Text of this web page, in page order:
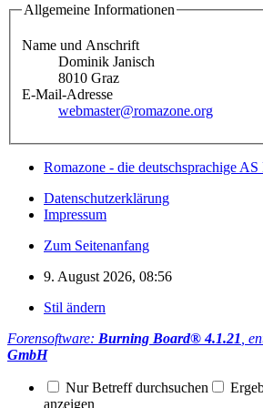
Allgemeine Informationen
Name und Anschrift
Dominik Janisch
8010 Graz
E-Mail-Adresse
webmaster@romazone.org
Romazone - die deutschsprachige
Datenschutzerklärung
Impressum
Zum Seitenanfang
9. August 2026, 08:56
Stil ändern
Forensoftware: Burning Board® 4.1.21,
GmbH
Nur Betreff durchsuchen
anzeigen